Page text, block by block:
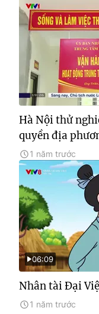
Hà Nội thử
quyền địa
1 năm trước
06:09
Nhân tài Đại
1 năm trước